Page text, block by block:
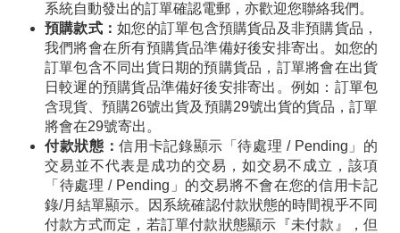
系統自動發出的訂單確認電郵，亦歡迎您聯絡我們。
預購款式：如您的訂單包含預購貨品及非預購貨品，
我們將會在所有預購貨品準備好後安排寄出。如您的
訂單包含不同出貨日期的預購貨品，訂單將會在出貨
日較遲的預購貨品準備好後安排寄出。例如：訂單包
含現貨、預購26號出貨及預購29號出貨的貨品，訂單
將會在29號寄出。
付款狀態：信用卡記錄顯示「待處理 / Pending」的
交易並不代表是成功的交易，如交易不成立，該項
「待處理 / Pending」的交易將不會在您的信用卡記
錄/月結單顯示。因系統確認付款狀態的時間視乎不同
付款方式而定，若訂單付款狀態顯示『未付款』，但